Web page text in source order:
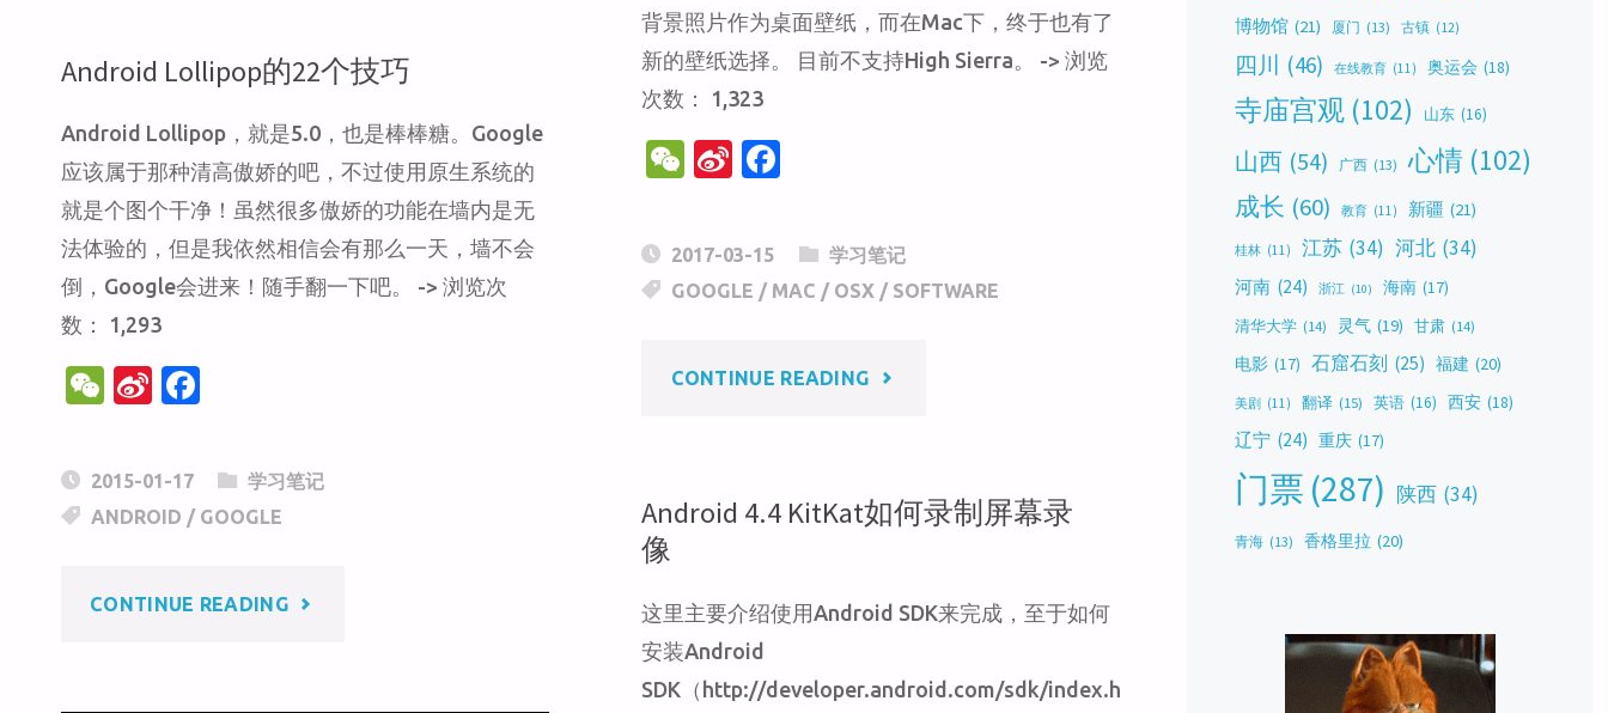
系
统
WEBP
图
页
能"
背景照片作为桌面壁纸，而在Mac下，终于也有了
新的壁纸选择。 目前不支持High Sierra。 -> 浏览
次数： 1,323
W
h
at
Si
W
ei
o
c
e
b
o
2017-03-15
学习笔记
GOOGLE / MAC / OSX / SOFTWARE
CONTINUE READING "将
选
设
Android Lollipop的22个技巧
Android Lollipop，就是5.0，也是棒棒糖。Google
应该属于那种清高傲娇的吧，不过使用原生系统的
就是个图个干净！虽然很多傲娇的功能在墙内是无
法体验的，但是我依然相信会有那么一天，墙不会
倒，Google会进来！随手翻一下吧。 -> 浏览次
数： 1,293
W
h
at
Si
W
ei
o
c
e
b
o
2015-01-17
学习笔记
ANDROID / GOOGLE
CONTINUE READING"ANDROID
Android 4.4 KitKat如何录制屏幕录
像
这里主要介绍使用Android SDK来完成，至于如何
安装Android
SDK（http://developer.android.com/sdk/index.h
博物馆 (21) 厦门 (13) 古镇 (12)
四川 (46) 在线教育 (11) 奥运会 (18)
寺庙宫观 (102) 山东 (16)
山西 (54) 广西 (13) 心情 (102)
成长 (60) 教育 (11) 新疆 (21)
桂林 (11) 江苏 (34) 河北 (34)
河南 (24) 浙江 (10) 海南 (17)
清华大学 (14) 灵气 (19) 甘肃 (14)
电影 (17) 石窟石刻 (25) 福建 (20)
美剧 (11) 翻译 (15) 英语 (16) 西安 (18)
辽宁 (24) 重庆 (17)
门票 (287) 陕西 (34)
青海 (13) 香格里拉 (20)